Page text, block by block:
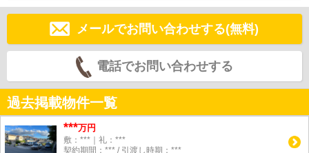
メールでお問い合わせする(無料)
電話でお問い合わせする
過去掲載物件一覧
***万円
敷：***｜礼：***
契約期間：*** / 引渡し時期：***